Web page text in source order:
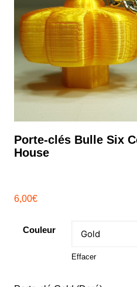
Porte-clés Bulle Six
House
6,00€
Couleur
Effacer